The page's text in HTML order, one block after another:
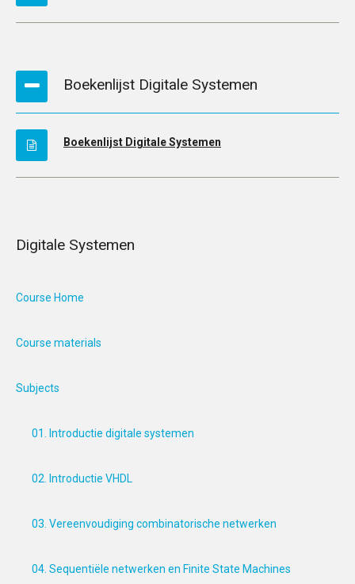
Boekenlijst Digitale Systemen
Boekenlijst Digitale Systemen
Digitale Systemen
Course Home
Course materials
Subjects
01. Introductie digitale systemen
02. Introductie VHDL
03. Vereenvoudiging combinatorische netwerken
04. Sequentiële netwerken en Finite State Machines